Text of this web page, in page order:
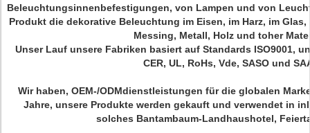
Beleuchtungsinnenbefestigungen, von Lampen und von
Produkt die dekorative Beleuchtung im Eisen, im Harz, im
Messing, Metall, Holz und toher
Unser Lauf unsere Fabriken basiert auf Standards ISO9001,
CER, UL, RoHs, Vde, SASO und
Wir haben, OEM-/ODMdienstleistungen für die globalen
Jahre, unsere Produkte werden gekauft und verwendet in
solches Bantambaum-Landhaushotel,